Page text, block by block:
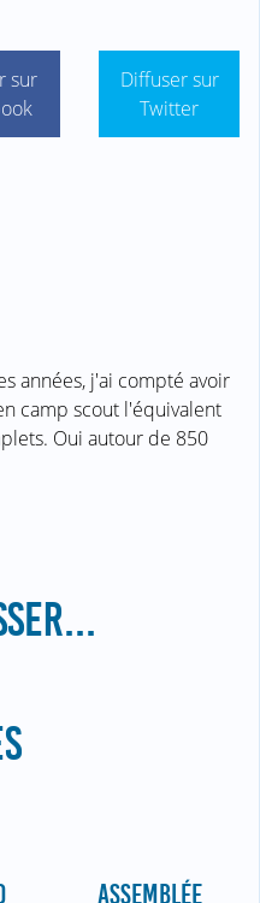
sur
Diffuser sur
Twitter
années, j'ai compté avoir
camp scout l'équivalent
Oui autour de 850
ASSEMBLÉE